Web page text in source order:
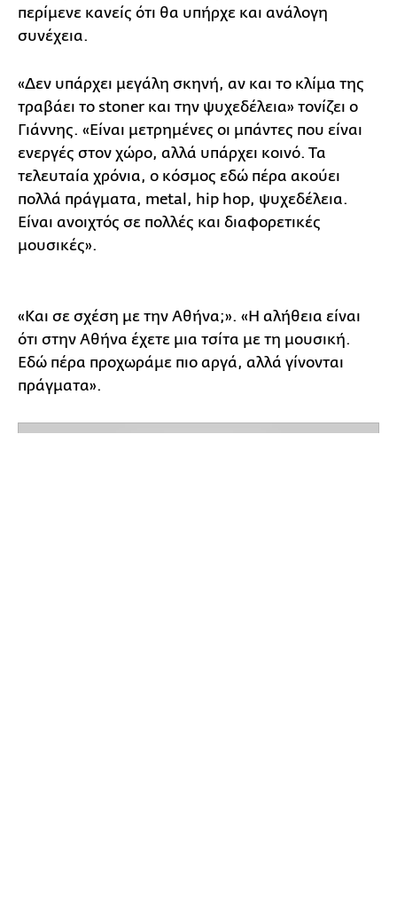
περίμενε κανείς ότι θα υπήρχε και ανάλογη
συνέχεια.
«Δεν υπάρχει μεγάλη σκηνή, αν και το κλίμα της
τραβάει το stoner και την ψυχεδέλεια» τονίζει ο
Γιάννης. «Είναι μετρημένες οι μπάντες που είναι
ενεργές στον χώρο, αλλά υπάρχει κοινό. Τα
τελευταία χρόνια, ο κόσμος εδώ πέρα ακούει
πολλά πράγματα, metal, hip hop, ψυχεδέλεια.
Είναι ανοιχτός σε πολλές και διαφορετικές
μουσικές».
«Και σε σχέση με την Αθήνα;». «Η αλήθεια είναι
ότι στην Αθήνα έχετε μια τσίτα με τη μουσική.
Εδώ πέρα προχωράμε πιο αργά, αλλά γίνονται
πράγματα».